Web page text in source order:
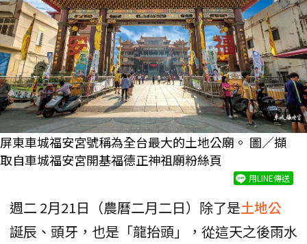
屏東車城福安宮號稱為全台最大的土地公廟。 圖／擷
取自車城福安宮開基福德正神祖廟粉絲頁
用LINE傳送
週二 2月21日（農曆二月二日）除了是土地公
誕辰、頭牙，也是「龍抬頭」，從這天之後雨水